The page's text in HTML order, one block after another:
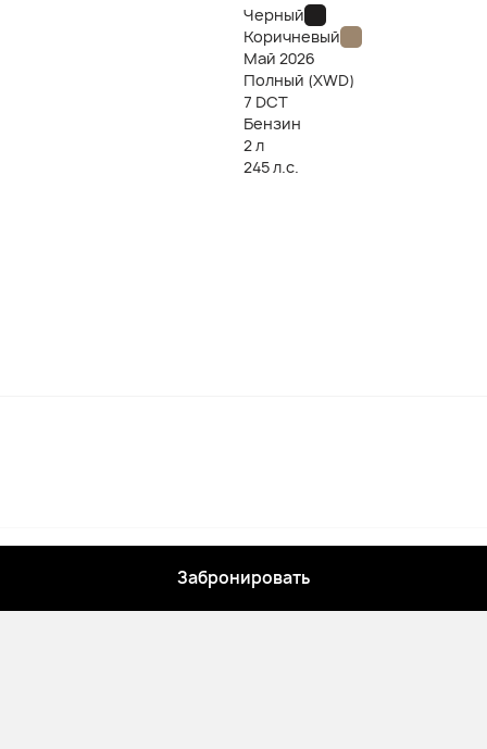
Черный
Коричневый
Май 2026
Полный (XWD)
7 DCT
Бензин
2 л
245 л.с.
Забронировать